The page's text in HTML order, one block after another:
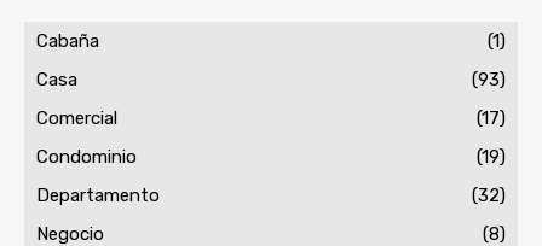
Cabaña
(1)
Casa
(93)
Comercial
(17)
Condominio
(19)
Departamento
(32)
Negocio
(8)